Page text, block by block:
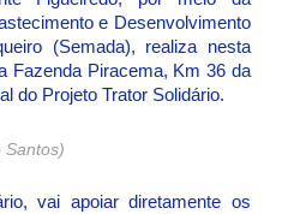
e Desenvolvimento
(Semada), realiza nesta
Fazenda Piracema, Km 36 da
do Projeto Trator Solidário.
Santos)
vai apoiar diretamente os